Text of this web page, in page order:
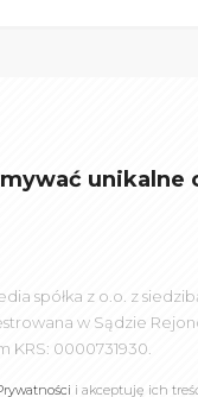
unikalne
spółka z o.o. z
w Sądzie
0000731930.
i akceptuję ich